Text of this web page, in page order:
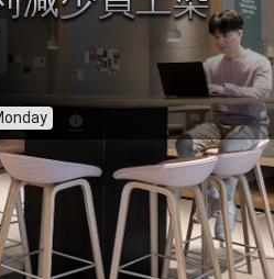
info